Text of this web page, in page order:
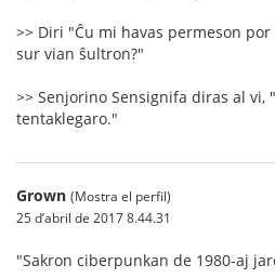
>> Diri "Ĉu mi havas permeson
sur vian ŝultron?"
>> Senjorino Sensignifa diras al
tentaklegaro."
Grown (Mostra el perfil)
25 d’abril de 2017 8.44.31
"Sakron ciberpunkan de 1980-aj